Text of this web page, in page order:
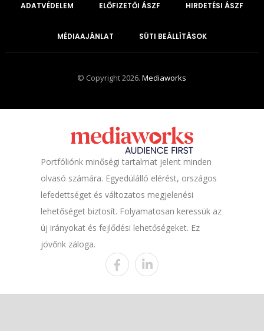
ADATVÉDELEM ELŐFIZETŐI ÁSZF HIRDETÉSI ÁSZF
MÉDIAAJÁNLAT SÜTI BEÁLLÍTÁSOK
© Copyright 2026.Mediaworks
Portfóliónk minőségi tartalmat jelent minden
olvasó számára. Egyedülálló elérést, országos
lefedettséget és változatos megjelenési
lehetőséget biztosít. Folyamatosan keressük az
új irányokat és fejlődési lehetőségeket. Ez
jövőnk záloga.